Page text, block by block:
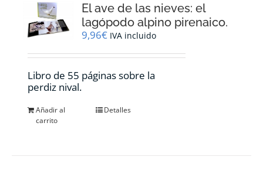
El ave de las nieves: el
lagópodo alpino pirenaico.
9,96€ IVA incluido
Libro de 55 páginas sobre la
perdiz nival.
Añadir al
carrito
Detalles